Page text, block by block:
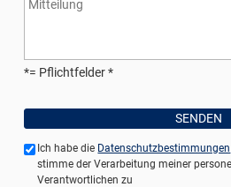
*= Pflichtfelder
Ich habe die Datenschutzbestimmungen
stimme der Verarbeitung meiner
Verantwortlichen zu